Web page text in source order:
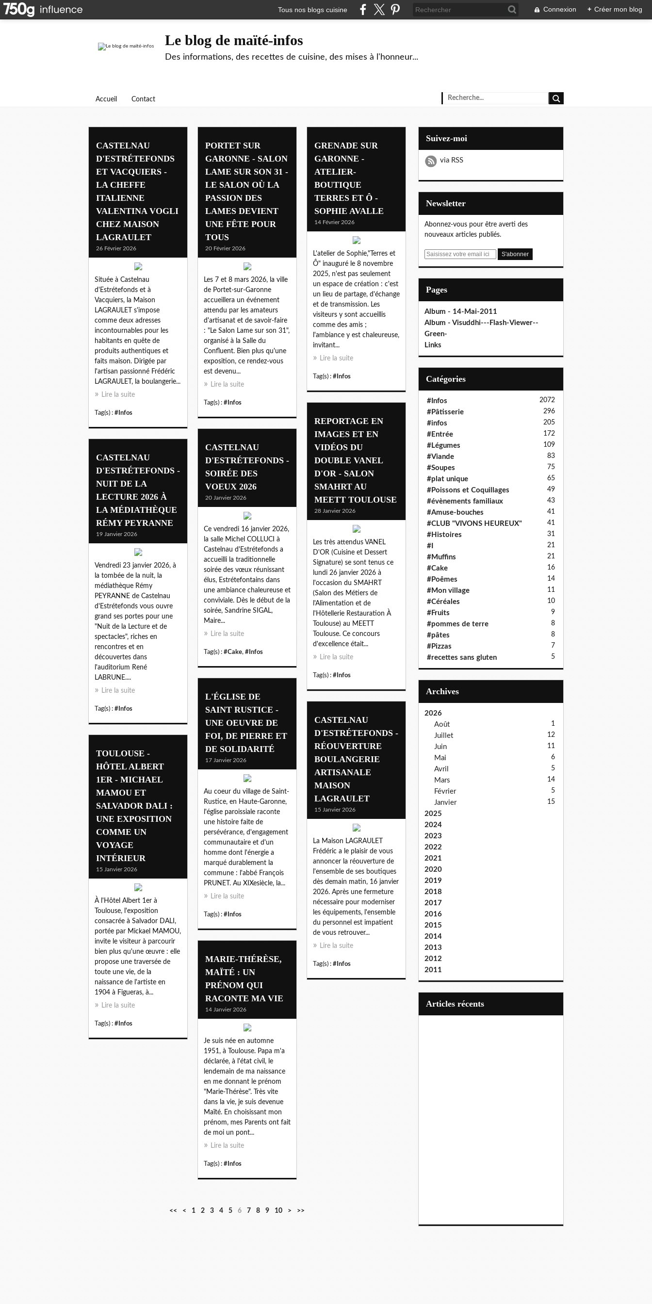
Tous nos blogs cuisine Connexion + Créer mon blog
Le blog de maïté-infos
Des informations, des recettes de cuisine, des mises à l'honneur...
Accueil Contact
infos
CASTELNAU
D'ESTRÉTEFONDS
ET VACQUIERS -
LA CHEFFE
ITALIENNE
VALENTINA VOGLI
CHEZ MAISON
LAGRAULET
26 Février 2026
Située à Castelnau
d'Estrétefonds et à
Vacquiers, la Maison
LAGRAULET s'impose
comme deux adresses
incontournables pour les
habitants en quête de
produits authentiques et
faits maison. Dirigée par
l'artisan passionné Frédéric
LAGRAULET, la boulangerie...
Lire la suite
Tag(s) : #Infos
PORTET SUR
GARONNE - SALON
LAME SUR SON 31 -
LE SALON OÙ LA
PASSION DES
LAMES DEVIENT
UNE FÊTE POUR
TOUS
20 Février 2026
Les 7 et 8 mars 2026, la ville
de Portet-sur-Garonne
accueillera un événement
attendu par les amateurs
d'artisanat et de savoir-faire
: "Le Salon Lame sur son 31",
organisé à la Salle du
Confluent. Bien plus qu'une
exposition, ce rendez-vous
est devenu...
Lire la suite
Tag(s) : #Infos
GRENADE SUR
GARONNE -
ATELIER-
BOUTIQUE
TERRES ET Ô -
SOPHIE AVALLE
14 Février 2026
L'atelier de Sophie,"Terres et
Ô" inauguré le 8 novembre
2025, n'est pas seulement
un espace de création : c'est
un lieu de partage, d'échange
et de transmission. Les
visiteurs y sont accueillis
comme des amis ;
l'ambiance y est chaleureuse,
invitant...
Lire la suite
Tag(s) : #Infos
REPORTAGE EN
IMAGES ET EN
VIDÉOS DU
DOUBLE VANEL
D'OR - SALON
SMAHRT AU
MEETT TOULOUSE
28 Janvier 2026
Les très attendus VANEL
D'OR (Cuisine et Dessert
Signature) se sont tenus ce
lundi 26 janvier 2026 à
l'occasion du SMAHRT
(Salon des Métiers de
l'Alimentation et de
l'Hôtellerie Restauration À
Toulouse) au MEETT
Toulouse. Ce concours
d'excellence était...
Lire la suite
Tag(s) : #Infos
CASTELNAU
D'ESTRÉTEFONDS -
SOIRÉE DES
VOEUX 2026
20 Janvier 2026
Ce vendredi 16 janvier 2026,
la salle Michel COLLUCI à
Castelnau d'Estrétefonds a
accueilli la traditionnelle
soirée des vœux réunissant
élus, Estrétefontains dans
une ambiance chaleureuse et
conviviale. Dès le début de la
soirée, Sandrine SIGAL,
Maire...
Lire la suite
Tag(s) : #Cake, #Infos
CASTELNAU
D'ESTRÉTEFONDS -
NUIT DE LA
LECTURE 2026 À
LA MÉDIATHÈQUE
RÉMY PEYRANNE
19 Janvier 2026
Vendredi 23 janvier 2026, à
la tombée de la nuit, la
médiathèque Rémy
PEYRANNE de Castelnau
d'Estrétefonds vous ouvre
grand ses portes pour une
"Nuit de la Lecture et de
spectacles", riches en
rencontres et en
découvertes dans
l'auditorium René
LABRUNE....
Lire la suite
Tag(s) : #Infos
L'ÉGLISE DE
SAINT RUSTICE -
UNE OEUVRE DE
FOI, DE PIERRE ET
DE SOLIDARITÉ
17 Janvier 2026
Au coeur du village de Saint-
Rustice, en Haute-Garonne,
l'église paroissiale raconte
une histoire faite de
persévérance, d'engagement
communautaire et d'un
homme dont l'énergie a
marqué durablement la
commune : l'abbé François
PRUNET. Au XIXesiècle, la...
Lire la suite
Tag(s) : #Infos
CASTELNAU
D'ESTRÉTEFONDS -
RÉOUVERTURE
BOULANGERIE
ARTISANALE
MAISON
LAGRAULET
15 Janvier 2026
La Maison LAGRAULET
Frédéric a le plaisir de vous
annoncer la réouverture de
l'ensemble de ses boutiques
dès demain matin, 16 janvier
2026. Après une fermeture
nécessaire pour moderniser
les équipements, l'ensemble
du personnel est impatient
de vous retrouver...
Lire la suite
Tag(s) : #Infos
TOULOUSE -
HÔTEL ALBERT
1ER - MICHAEL
MAMOU ET
SALVADOR DALI :
UNE EXPOSITION
COMME UN
VOYAGE
INTÉRIEUR
15 Janvier 2026
À l'Hôtel Albert 1er à
Toulouse, l'exposition
consacrée à Salvador DALI,
portée par Mickael MAMOU,
invite le visiteur à parcourir
bien plus qu'une œuvre : elle
propose une traversée de
toute une vie, de la
naissance de l'artiste en
1904 à Figueras, à...
Lire la suite
Tag(s) : #Infos
MARIE-THÉRÈSE,
MAÏTÉ : UN
PRÉNOM QUI
RACONTE MA VIE
14 Janvier 2026
Je suis née en automne
1951, à Toulouse. Papa m'a
déclarée, à l'état civil, le
lendemain de ma naissance
en me donnant le prénom
"Marie-Thérèse". Très vite
dans la vie, je suis devenue
Maïté. En choisissant mon
prénom, mes Parents ont fait
de moi un pont...
Lire la suite
Tag(s) : #Infos
<< < 1 2 3 4 5 6 7 8 9 10
2
3
4
5
6
7
8
9
1
2
> >>
Suivez-moi
via RSS
Newsletter
Abonnez-vous pour être averti des
nouveaux articles publiés.
E
Pages
Album - 14-Mai-2011
Album - Visuddhi---Flash-Viewer--
Green-
Links
Catégories
#Infos 2072
#Pâtisserie 296
#infos 205
#Entrée 172
#Légumes 109
#Viande 83
#Soupes 75
#plat unique 65
#Poissons et Coquillages 49
#évènements familiaux 43
#Amuse-bouches 41
#CLUB "VIVONS HEUREUX" 41
#Histoires 31
#I 21
#Muffins 21
#Cake 16
#Poêmes 14
#Mon village 11
#Céréales 10
#Fruits 9
#pommes de terre 8
#pâtes 8
#Pizzas 7
#recettes sans gluten 5
Archives
2026
Août
1
Juillet 12
Juin 11
Mai 6
Avril 5
Mars 14
Février 5
Janvier 15
2025
2024
2023
2022
2021
2020
2019
2018
2017
2016
2015
2014
2013
2012
2011
articles récents